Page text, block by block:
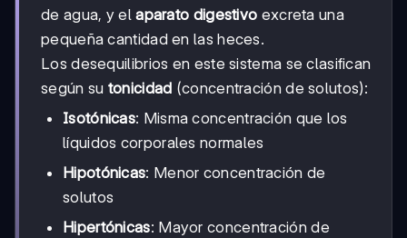
de agua, y elaparato digestivo excreta una
pequeña cantidad en las heces.
Los desequilibrios en este sistema se clasifican
según su tonicidad (concentración de solutos):
Isotónicas: Misma concentración que los
líquidos corporales normales
Hipotónicas: Menor concentración de
solutos
Hipertónicas: Mayor concentración de